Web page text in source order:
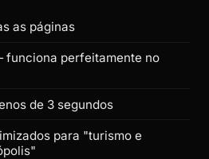
as páginas
funciona perfeitamente no
de 3 segundos
para "turismo e